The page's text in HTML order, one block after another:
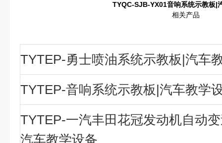
TYQC-SJB-YX01音响系统示教板|
相关产品
TYTEP-勇士喷油系统示教板|汽车
TYTEP-音响系统示教板|汽车教学
TYTEP-一汽丰田花冠发动机自动
汽车教学设备